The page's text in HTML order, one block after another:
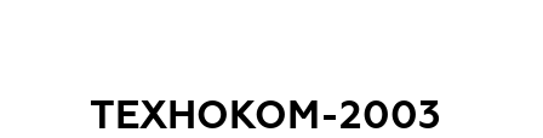
ТЕХНОКОМ-2003